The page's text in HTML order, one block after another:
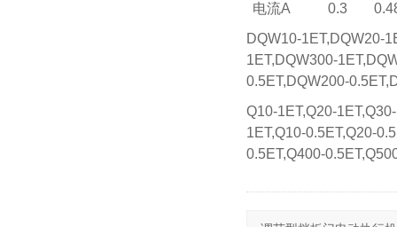
电流A
0.3
DQW10-1ET,DQW20-
1ET,DQW300-
0.5ET,DQW200-
Q10-1ET,Q20-
1ET,Q10-0.5ET,Q20-
0.5ET,Q400-